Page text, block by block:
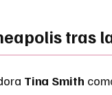
tras
Tina Smith